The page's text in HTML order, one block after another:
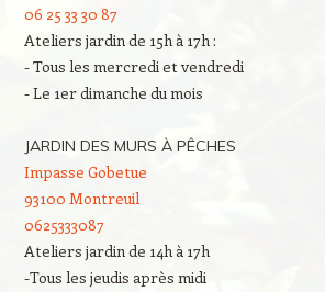
06 25 33 30 87
Ateliers jardin de 15h à 17h :
- Tous les mercredi et vendredi
- Le 1er dimanche du mois
JARDIN DES MURS À PÊCHES
Impasse Gobetue
93100 Montreuil
0625333087
Ateliers jardin de 14h à 17h
-Tous les jeudis après midi